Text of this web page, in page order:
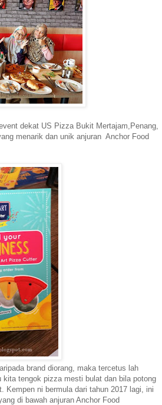
dekat US Pizza Bukit Mertajam,Penang,
menarik dan unik anjuran Anchor Food
brand diorang, maka tercetus lah
tengok pizza mesti bulat dan bila potong
ni bermula dari tahun 2017 lagi, ini
di bawah anjuran Anchor Food